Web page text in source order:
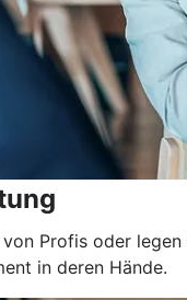
Profis oder
in deren Hände.